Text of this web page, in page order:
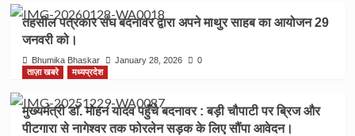
तहसील पत्रकार संघ बदनावर द्वारा अपने माथुर साहब का आयोजन 29
जनवरी को।
Bhumika Bhaskar January 28, 2026
0
ताज़ा खबरे
मध्यप्रदेश
मुख्यमंत्री डॉ. मोहन यादव पहुँचे बदनावर : बड़ी चौपाटी पर ब्रिज और
पीटगारा से नागेश्वर तक फोरलेन सड़क के लिए सौंपा आवेदन।